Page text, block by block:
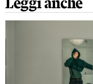
Leggi anche